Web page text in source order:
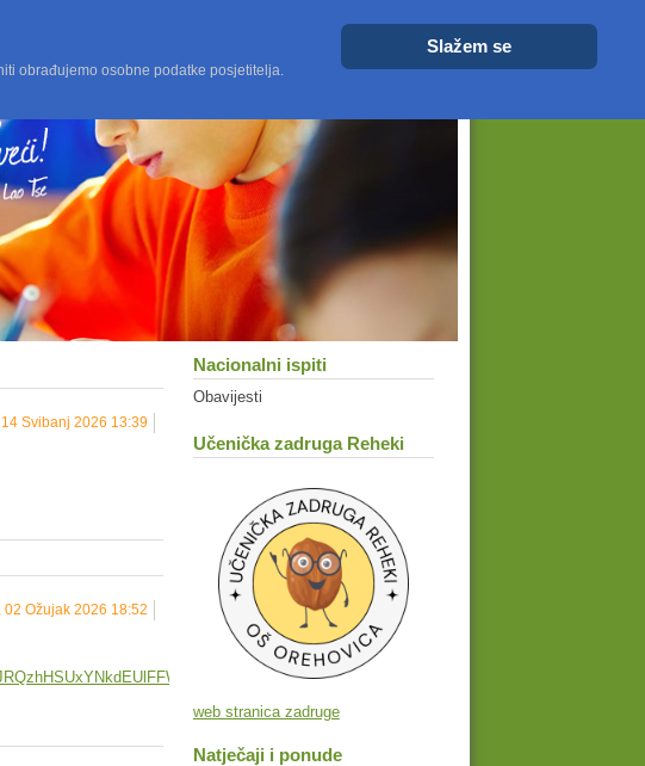
Resetiraj Manje
Svibanj 2026 13:39
Ožujak 2026 18:52
Nacionalni ispiti
Obavijesti
Učenička zadruga Reheki
web stranica zadruge
Natječaji i ponude
obrađujemo osobne podatke posjetitelja.
Slažem se